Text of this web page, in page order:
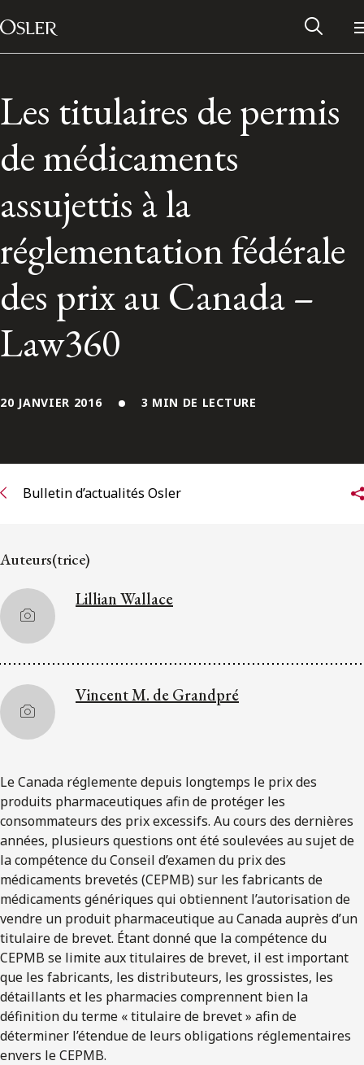
Passer au contenu
Main Navigation
Réseau des anciens d’Osler
Contactez-nous
S’abonner
Les titulaires de permis
de médicaments
assujettis à la
réglementation fédérale
des prix au Canada –
Law360
20 JANVIER 2016 3 MIN DE LECTURE
Bulletin d’actualités Osler
Auteurs(trice)
Lillian Wallace
Vincent M. de Grandpré
Le Canada réglemente depuis longtemps le prix des
produits pharmaceutiques afin de protéger les
consommateurs des prix excessifs. Au cours des dernières
années, plusieurs questions ont été soulevées au sujet de
la compétence du Conseil d’examen du prix des
médicaments brevetés (CEPMB) sur les fabricants de
médicaments génériques qui obtiennent l’autorisation de
vendre un produit pharmaceutique au Canada auprès d’un
titulaire de brevet. Étant donné que la compétence du
CEPMB se limite aux titulaires de brevet, il est important
que les fabricants, les distributeurs, les grossistes, les
détaillants et les pharmacies comprennent bien la
définition du terme « titulaire de brevet » afin de
déterminer l’étendue de leurs obligations réglementaires
envers le CEPMB.